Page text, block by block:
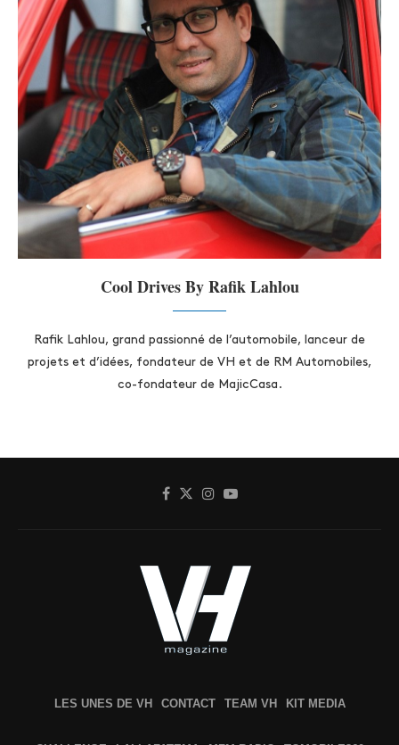
Cool Drives By Rafik Lahlou
Rafik Lahlou, grand passionné de l’automobile, lanceur de
projets et d’idées, fondateur de VH et de RM Automobiles,
co-fondateur de MajicCasa.
LES UNES DE VH CONTACT TEAM VH KIT MEDIA